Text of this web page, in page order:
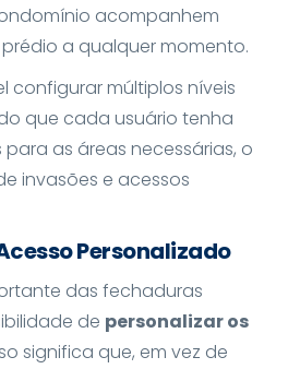
acompanhem
a qualquer momento.
configurar múltiplos níveis
que cada usuário tenha
as áreas necessárias, o
invasões e acessos
Personalizado
das fechaduras
de personalizar os
significa que, em vez de